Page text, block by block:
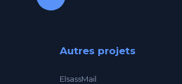
Autres projets
ElsassMail